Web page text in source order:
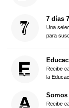
7 días
Una
para
Recibe
la
Somos
Recibe